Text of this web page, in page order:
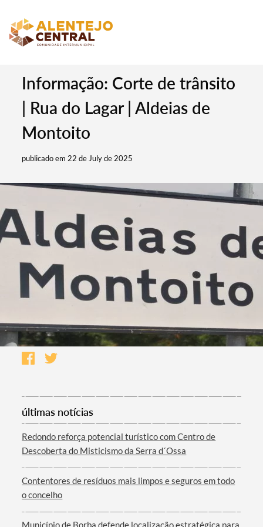
Informação: Corte de trânsito
| Rua do Lagar | Aldeias de
Montoito
publicado em 22 de July de 2025
últimas notícias
Redondo reforça potencial turístico com Centro de
Descoberta do Misticismo da Serra d´Ossa
Contentores de resíduos mais limpos e seguros em todo
o concelho
Município de Borba defende localização estratégica para